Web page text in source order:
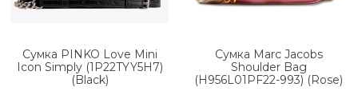
Сумка PINKO Love Mini
Icon Simply (1P22TYY5H7)
(Black)
Сумка Marc Jacobs
Shoulder Bag
(H956L01PF22-993) (Rose)